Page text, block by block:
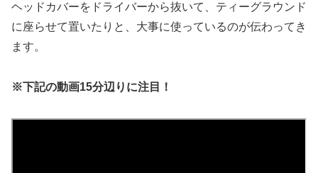
ヘッドカバーをドライバーから抜いて、ティーグラウンド
に座らせて置いたりと、大事に使っているのが伝わってき
ます。
※下記の動画15分辺りに注目！